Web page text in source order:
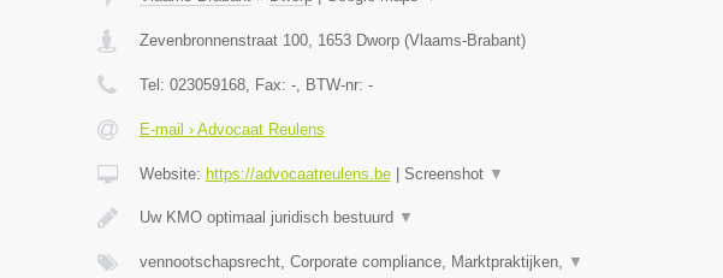
Zevenbronnenstraat 100, 1653 Dworp(Vlaams-Brabant)
Tel: 023059168, Fax: -, BTW-nr: -
E-mail › Advocaat Reulens
Website: https://advocaatreulens.be| Screenshot ▼
Uw KMO optimaal juridisch bestuurd ▼
vennootschapsrecht, Corporate compliance, Marktpraktijken, ▼